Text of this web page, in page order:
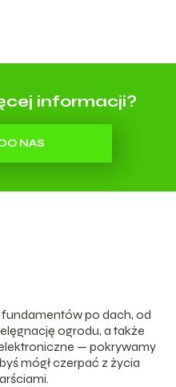
informacji?
NAS
po dach, od
ogrodu, a także
— pokrywamy
mógł czerpać z życia